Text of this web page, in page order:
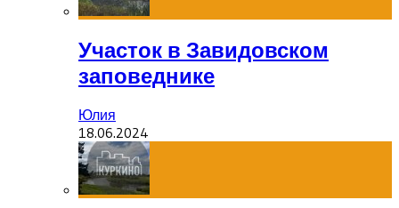
Участок в Завидовском
заповеднике
Юлия
18.06.2024